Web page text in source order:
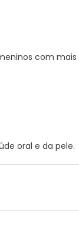
com mais
oral e da pele.